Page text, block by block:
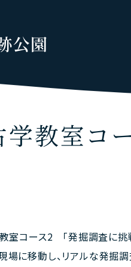
学教室
コース2 「発掘調査に挑戦
場に移動し、リアルな発掘